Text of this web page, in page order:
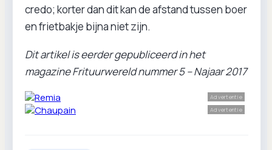
credo; korter dan dit kan de afstand tussen boer
en frietbakje bijna niet zijn.
Dit artikel is eerder gepubliceerd in het
magazine Frituurwereld nummer 5 – Najaar 2017
Advertentie
Advertentie